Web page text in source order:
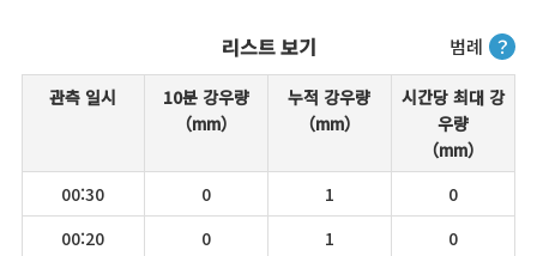
범례 ？
리스트 보기
관측 일시
10분 강우량
（mm）
누적 강우량
（mm）
시간당 최대 강
우량
（mm）
00:30
0 1
0
00:20
0 1
0